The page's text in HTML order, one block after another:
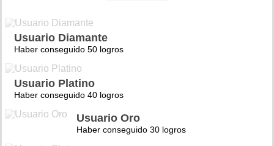
Usuario Diamante
Haber conseguido 50 logros
Usuario Platino
Haber conseguido 40 logros
Usuario Oro
Haber conseguido 30 logros